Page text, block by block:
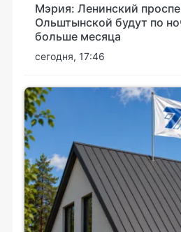
Мэрия: Ленинский
Ольштынской будут по
больше месяца
сегодня, 17:46